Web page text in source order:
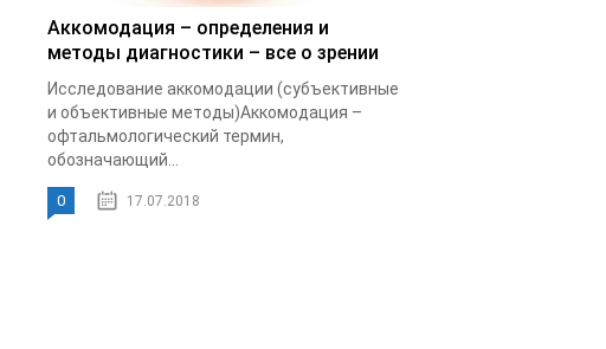
Аккомодация – определения и
методы диагностики – все о зрении
Исследование аккомодации (субъективные
и объективные методы)Аккомодация –
офтальмологический термин,
обозначающий...
0 17.07.2018